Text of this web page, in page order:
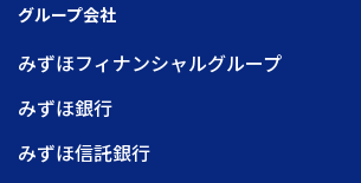
グループ会社
みずほフィナンシャルグループ
みずほ銀行
みずほ信託銀行